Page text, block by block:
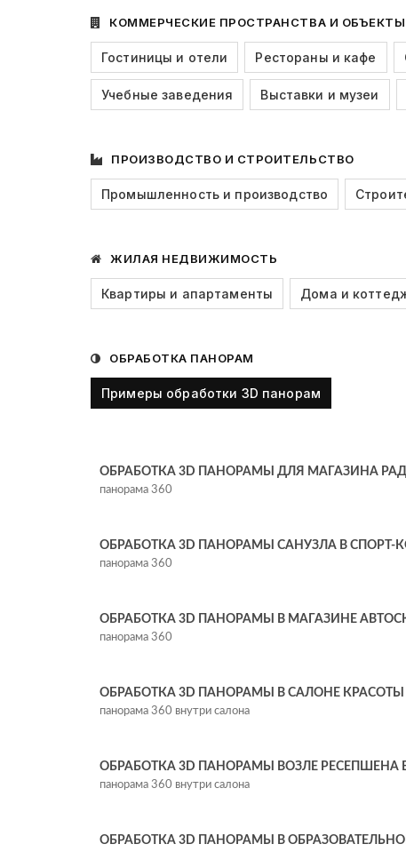
КОММЕРЧЕСКИЕ ПРОСТРАНСТВА И ОБЪЕКТЫ
Гостиницы и отели Рестораны и кафе
Учебные заведения Выставки и музеи
ПРОИЗВОДСТВО И СТРОИТЕЛЬСТВО
Промышленность и производство
ЖИЛАЯ НЕДВИЖИМОСТЬ
Квартиры и апартаменты Дома и
ОБРАБОТКА ПАНОРАМ
Примеры обработки 3D панорам
ОБРАБОТКА 3D ПАНОРАМЫ ДЛЯ МАГАЗИНА
панорама 360
ОБРАБОТКА 3D ПАНОРАМЫ САНУЗЛА В СПОРТ-
панорама 360
ОБРАБОТКА 3D ПАНОРАМЫ В МАГАЗИНЕ
панорама 360
ОБРАБОТКА 3D ПАНОРАМЫ В САЛОНЕ КРАСОТЫ
панорама 360 внутри салона
ОБРАБОТКА 3D ПАНОРАМЫ ВОЗЛЕ РЕСЕПШЕНА
панорама 360 внутри салона
ОБРАБОТКА 3D ПАНОРАМЫ В